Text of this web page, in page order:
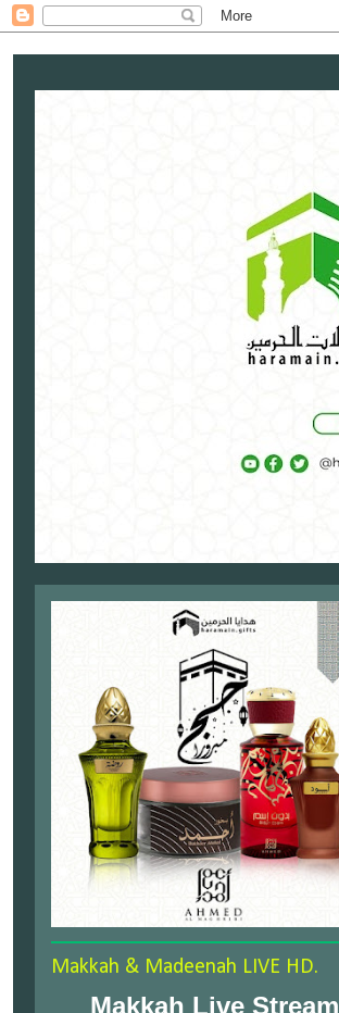
Makkah & Madeenah LIVE HD.
Makkah Live Stream